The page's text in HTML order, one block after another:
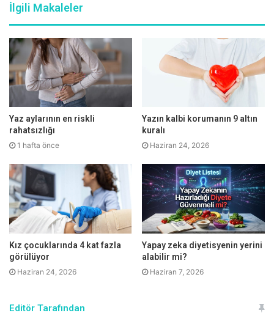
mamografi tetkikleri yaptırılmalı. Yüksek risk grubunda olan
başlamaları gerekiyor” dedi.
Her gün 30 dakika tempolu yürüyüş kanser riskini
azaltıyor
Sağlıklı bir yaşam biçiminin meme kanseri riskini
düşürdüğünü vurgulayan Genel Cerrahi Uzmanı Prof. Dr.
beslenmek, düşük yağlı ve sebze, meyve, tahıl ağırlıklı
beslenmek oldukça önemli. Bununla birlikte sigara,
işlenmiş gıdalar ve fazla şeker tüketiminden kaçınmalı. Her
gün 30 dakika tempolu yürüyüş meme kanseri riskini
yüzde 33 oranında azaltıyor dolasıyla hareket etmek,
egzersiz yapmak kanser riskini en aza indirmek için etkili”
diye konuştu.
İlgili Makaleler
Yaz aylarının en riskli
rahatsızlığı
1 hafta önce
Yazın kalbi korumanın 9 altın
kuralı
Haziran 24, 2026
Kız çocuklarında 4 kat fazla
görülüyor
Haziran 24, 2026
Yapay zeka diyetisyenin yerini
alabilir mi?
Haziran 7, 2026
Editör Tarafından